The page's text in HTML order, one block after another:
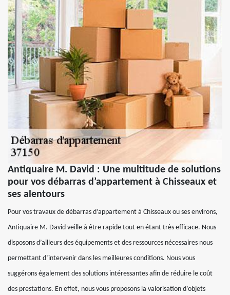
Antiquaire M. David : Une multitude de solutions
pour vos débarras d’appartement à Chisseaux et
ses alentours
Pour vos travaux de débarras d’appartement à Chisseaux ou ses environs,
Antiquaire M. David veille à être rapide tout en étant très efficace. Nous
disposons d’ailleurs des équipements et des ressources nécessaires nous
permettant d’intervenir dans les meilleures conditions. Nous vous
suggérons également des solutions intéressantes afin de réduire le coût
des prestations. En effet, nous vous proposons la valorisation d’objets